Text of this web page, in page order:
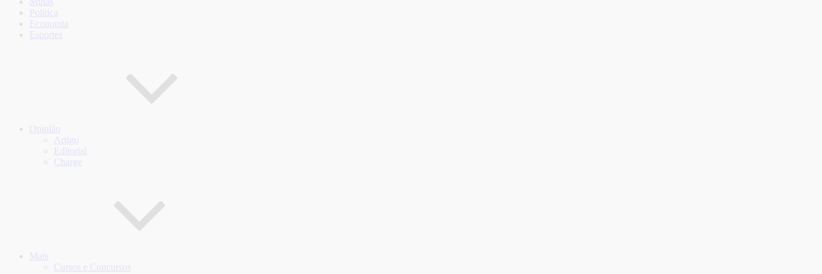
Política
Economia
Esportes
Opinião
Artigo
Editorial
Charge
Mais
Cursos e Concursos